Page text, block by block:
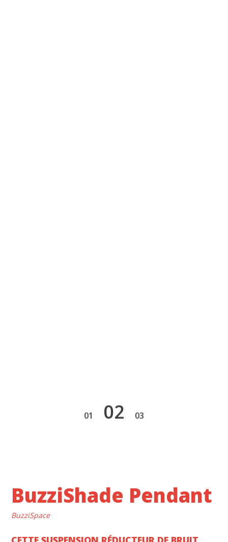
1 2 3
BuzziShade Pendant
BuzziSpace